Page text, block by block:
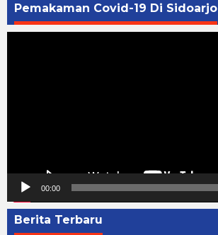
Pemakaman Covid-19 Di Sidoarjo
00:00
Berita Terbaru